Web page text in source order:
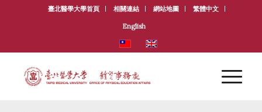
臺北醫學大學首頁 相關連結 網站地圖 繁體中文
English